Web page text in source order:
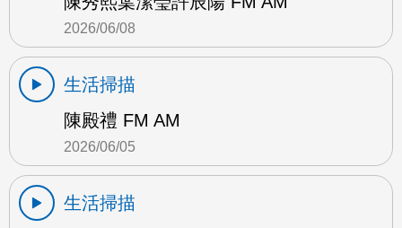
2026/06/08
生活掃描
陳殿禮 FM AM
2026/06/05
生活掃描